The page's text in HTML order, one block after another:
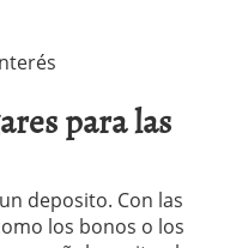
para las
deposito. Con las
los bonos o los